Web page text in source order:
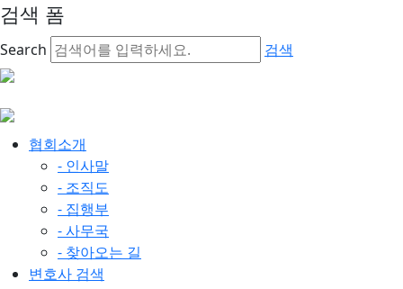
검색 폼
Search 검색
협회소개
- 인사말
- 조직도
- 집행부
- 사무국
- 찾아오는 길
변호사 검색